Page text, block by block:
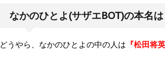
なかのひとよ(サザエBOT)の本名は
どうやら、なかのひとよの中の人は 『松田将